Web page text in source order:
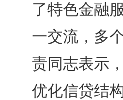
了特色金融
一交流，多
责同志表示
优化信贷结